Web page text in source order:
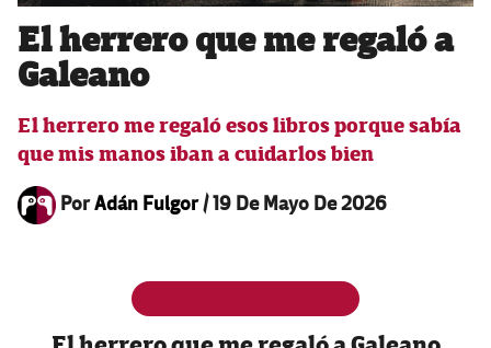
El herrero que me regaló a
Galeano
El herrero me regaló esos libros porque sabía
que mis manos iban a cuidarlos bien
PorAdán Fulgor/19 De Mayo De 2026